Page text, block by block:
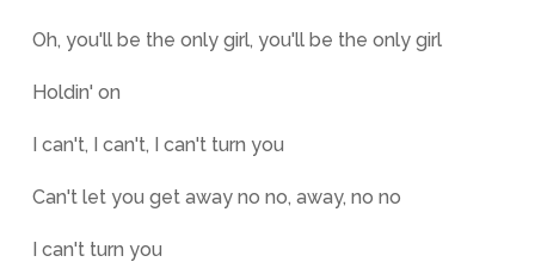
Oh, you'll be the only girl, you'll be the only girl
Holdin' on
I can't, I can't, I can't turn you
Can't let you get away no no, away, no no
I can't turn you